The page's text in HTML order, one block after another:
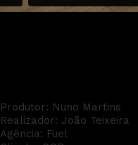
Produtor: Nuno Martins
Realizador: João Teixeira
Agência: Fuel